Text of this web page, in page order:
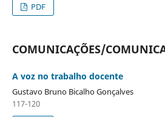
PDF
COMUNICAÇÕES/
A voz no trabalho docente
Gustavo Bruno Bicalho Gonçalves
117-120